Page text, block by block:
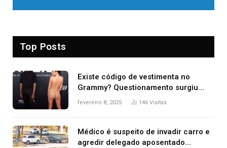
Top Posts
Existe código de vestimenta no
Grammy? Questionamento surgiu
após Bianca Censori, mulher de
fevereiro 8, 2025 146 Visitas
Médico é suspeito de invadir carro e
agredir delegado aposentado